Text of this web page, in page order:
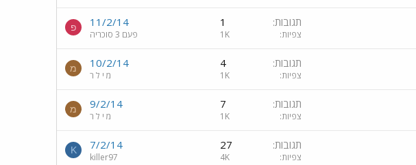
תגובות 1
צפיות 1K
11/2/14
פעם 3 סוכריה
פ
תגובות 4
צפיות 1K
10/2/14
מ י ל ר
מ
תגובות 7
צפיות 1K
9/2/14
מ י ל ר
מ
תגובות 27
צפיות 4K
7/2/14
killer97
K